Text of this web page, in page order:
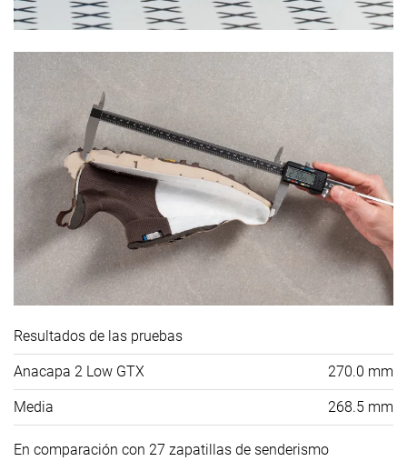
Resultados de las pruebas
Anacapa 2 Low GTX 270.0 mm
Media 268.5 mm
En comparación con 27 zapatillas de senderismo